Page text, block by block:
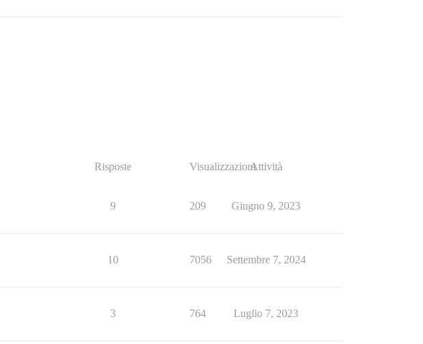
Risposte VisualizzazioniAttività
9 209 Giugno 9, 2023
10 7056 Settembre 7, 2024
3 764 Luglio 7, 2023